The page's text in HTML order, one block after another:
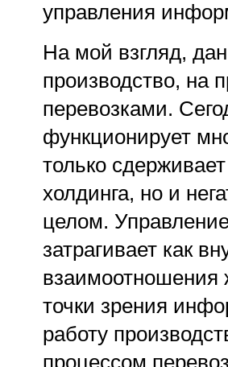
управления
На мой взгляд,
производство, на
перевозками.
функционирует
только
холдинга, но и
целом.
затрагивает как
взаимоотношения
точки зрения
работу
процессом